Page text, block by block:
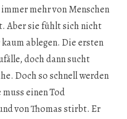
mehr von Menschen
Aber sie fühlt sich nicht
ablegen. Die ersten
doch dann sucht
Doch so schnell werden
einen Tod
von Thomas stirbt. Er